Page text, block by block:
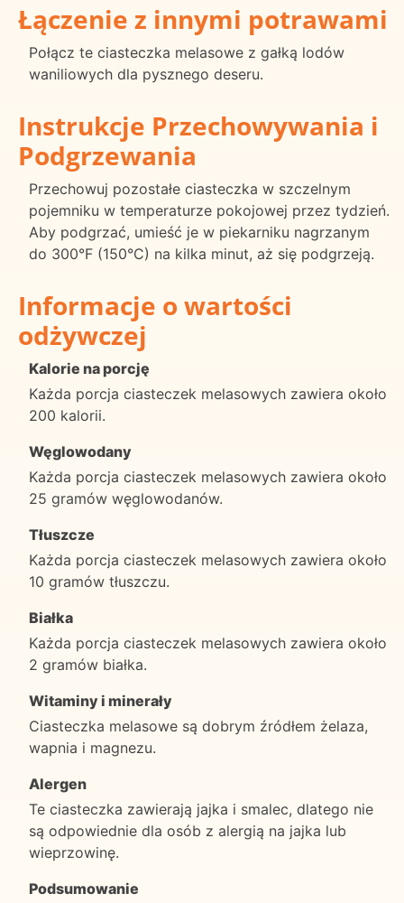
Łączenie z innymi potrawami
Połącz te ciasteczka melasowe z gałką lodów
waniliowych dla pysznego deseru.
Instrukcje Przechowywania i
Podgrzewania
Przechowuj pozostałe ciasteczka w szczelnym
pojemniku w temperaturze pokojowej przez tydzień.
Aby podgrzać, umieść je w piekarniku nagrzanym
do 300°F (150°C) na kilka minut, aż się podgrzeją.
Informacje o wartości
odżywczej
Kalorie na porcję
Każda porcja ciasteczek melasowych zawiera około
200 kalorii.
Węglowodany
Każda porcja ciasteczek melasowych zawiera około
25 gramów węglowodanów.
Tłuszcze
Każda porcja ciasteczek melasowych zawiera około
10 gramów tłuszczu.
Białka
Każda porcja ciasteczek melasowych zawiera około
2 gramów białka.
Witaminy i minerały
Ciasteczka melasowe są dobrym źródłem żelaza,
wapnia i magnezu.
Alergen
Te ciasteczka zawierają jajka i smalec, dlatego nie
są odpowiednie dla osób z alergią na jajka lub
wieprzowinę.
Podsumowanie